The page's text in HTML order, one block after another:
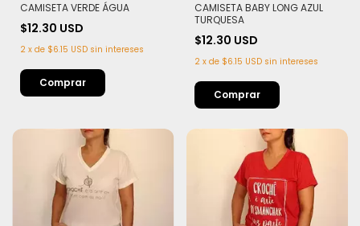
CAMISETA VERDE ÁGUA
$12.30 USD
2 x de $6.15 USD sin intereses
Comprar
CAMISETA BABY LONG AZUL
TURQUESA
$12.30 USD
2 x de $6.15 USD sin intereses
Comprar